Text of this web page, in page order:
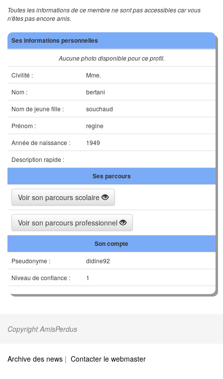
Toutes les informations de ce membre ne sont pas accessibles car vous
n'êtes pas encore amis.
Ses informations personnelles
Aucune photo disponible pour ce profil.
Civilité :
Mme.
Nom :
bertani
Nom de jeune fille :
souchaud
Prénom :
regine
Année de naissance :
1949
Description rapide :
Ses parcours
Voir son parcours scolaire
Voir son parcours professionnel
Son compte
Pseudonyme :
didine92
Niveau de confiance :
1
Copyright AmisPerdus
Archive des news | Contacter le webmaster